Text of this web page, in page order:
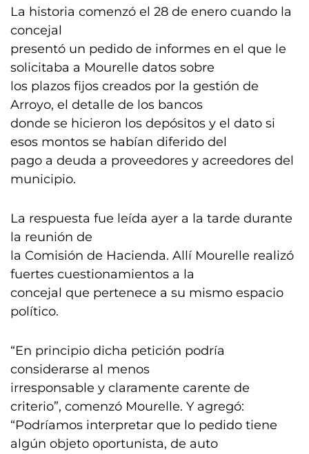
La historia comenzó el 28 de enero cuando la
concejal
presentó un pedido de informes en el que le
solicitaba a Mourelle datos sobre
los plazos fijos creados por la gestión de
Arroyo, el detalle de los bancos
donde se hicieron los depósitos y el dato si
esos montos se habían diferido del
pago a deuda a proveedores y acreedores del
municipio.
La respuesta fue leída ayer a la tarde durante
la reunión de
la Comisión de Hacienda. Allí Mourelle realizó
fuertes cuestionamientos a la
concejal que pertenece a su mismo espacio
político.
“En principio dicha petición podría
considerarse al menos
irresponsable y claramente carente de
criterio”, comenzó Mourelle. Y agregó:
“Podríamos interpretar que lo pedido tiene
algún objeto oportunista, de auto